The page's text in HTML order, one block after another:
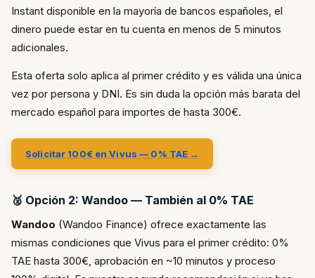
Instant disponible en la mayoría de bancos españoles, el
dinero puede estar en tu cuenta en menos de 5 minutos
adicionales.
Esta oferta solo aplica al primer crédito y es válida una única
vez por persona y DNI. Es sin duda la opción más barata del
mercado español para importes de hasta 300€.
Solicitar 100€ en Vivus — 0% TAE →
🥈 Opción 2: Wandoo — También al 0% TAE
Wandoo (Wandoo Finance) ofrece exactamente las
mismas condiciones que Vivus para el primer crédito: 0%
TAE hasta 300€, aprobación en ~10 minutos y proceso